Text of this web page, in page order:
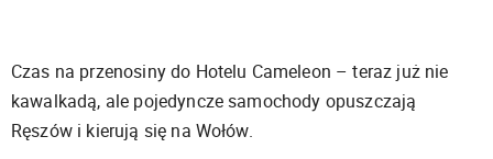
Czas na przenosiny do Hotelu Cameleon – teraz już nie
kawalkadą, ale pojedyncze samochody opuszczają
Ręszów i kierują się na Wołów.